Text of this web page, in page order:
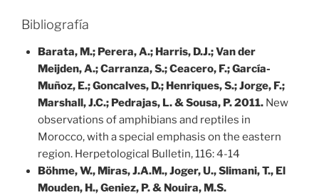
Bibliografía
Barata, M.; Perera, A.; Harris, D.J.; Van der
Meijden, A.; Carranza, S.; Ceacero, F.; García-
Muñoz, E.; Goncalves, D.; Henriques, S.; Jorge, F.;
Marshall, J.C.; Pedrajas, L. & Sousa, P. 2011.New
observations of amphibians and reptiles in
Morocco, with a special emphasis on the eastern
region. Herpetological Bulletin, 116: 4-14
Böhme, W., Miras, J.A.M., Joger, U., Slimani, T., El
Mouden, H., Geniez, P. & Nouira, M.S.